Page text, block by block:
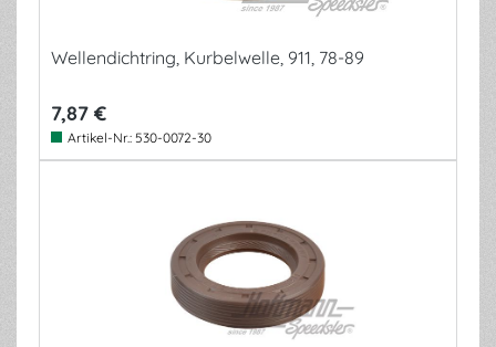
Wellendichtring, Kurbelwelle, 911, 78-89
7,87 €
Artikel-Nr.: 530-0072-30